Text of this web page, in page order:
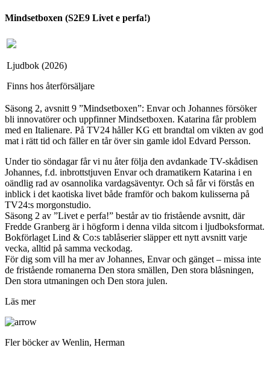
Mindsetboxen (S2E9 Livet e perfa!)
Ljudbok (2026)
Finns hos återförsäljare
Säsong 2, avsnitt 9 ”Mindsetboxen”: Envar och Johannes försöker
bli innovatörer och uppfinner Mindsetboxen. Katarina får problem
med en Italienare. På TV24 håller KG ett brandtal om vikten av god
mat i rätt tid och fäller en tår över sin gamle idol Edvard Persson.
Under tio söndagar får vi nu åter följa den avdankade TV-skådisen
Johannes, f.d. inbrottstjuven Envar och dramatikern Katarina i en
oändlig rad av osannolika vardagsäventyr. Och så får vi förstås en
inblick i det kaotiska livet både framför och bakom kulisserna på
TV24:s morgonstudio.
Säsong 2 av ”Livet e perfa!” består av tio fristående avsnitt, där
Fredde Granberg är i högform i denna vilda sitcom i ljudboksformat.
Bokförlaget Lind & Co:s tablåserier släpper ett nytt avsnitt varje
vecka, alltid på samma veckodag.
För dig som vill ha mer av Johannes, Envar och gänget – missa inte
de fristående romanerna Den stora smällen, Den stora blåsningen,
Den stora utmaningen och Den stora julen.
Läs mer
Fler böcker av Wenlin, Herman